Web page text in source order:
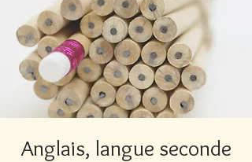
Anglais, langue seconde